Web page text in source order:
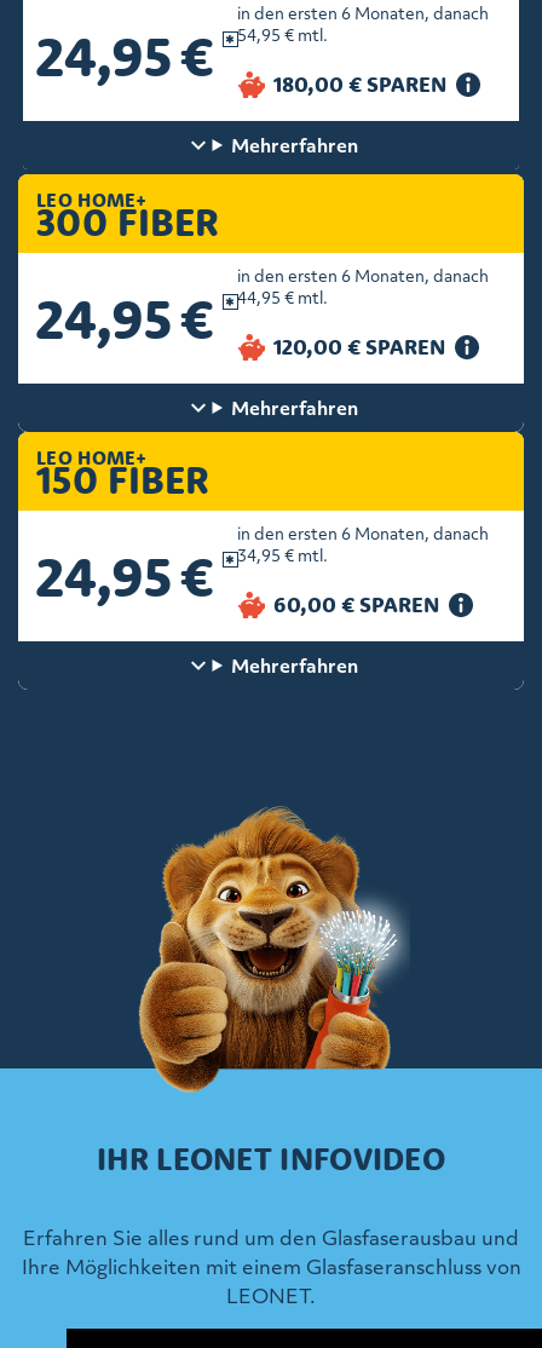
LEO HOME+
150 FIBER
24,95 €
in den ersten 6 Monaten, danach
34,95 € mtl.
Mehrerfahren
LEO HOME+
300 FIBER
24,95 €
in den ersten 6 Monaten, danach
44,95 € mtl.
Mehrerfahren
24,95 €
in den ersten 6 Monaten, danach
54,95 € mtl.
Mehrerfahren
IHR LEONET INFOVIDEO
Erfahren Sie alles rund um den Glasfaserausbau und
Ihre Möglichkeiten mit einem Glasfaseranschluss von
LEONET.